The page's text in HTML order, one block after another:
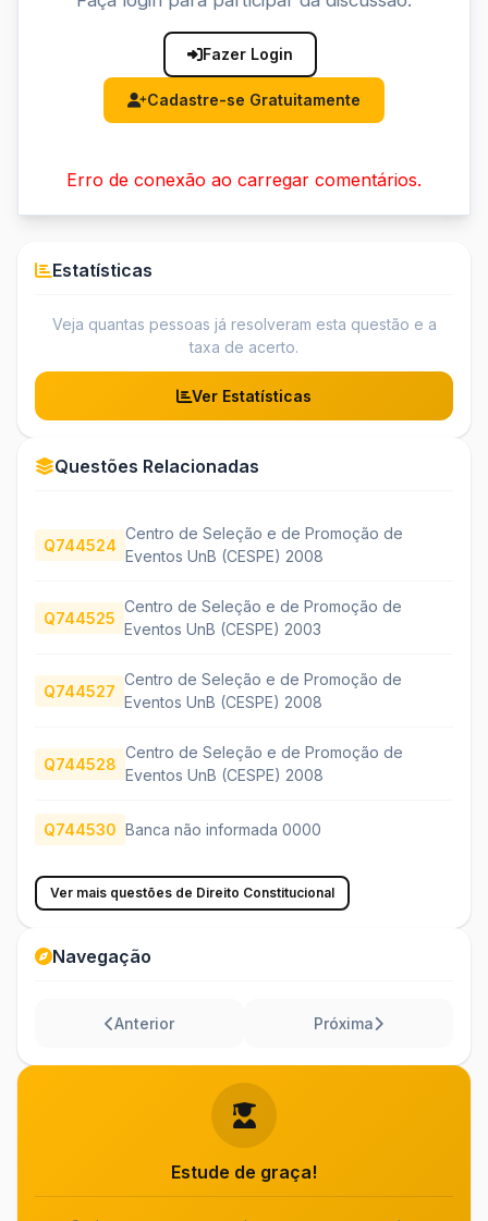
Fazer Login
Cadastre-se Gratuitamente
Erro de conexão ao carregar comentários.
Estatísticas
Veja quantas pessoas já resolveram esta questão e a
taxa de acerto.
Ver Estatísticas
Questões Relacionadas
Q744524
Centro de Seleção e de Promoção de
Eventos UnB (CESPE) 2008
Q744525
Centro de Seleção e de Promoção de
Eventos UnB (CESPE) 2003
Q744527
Centro de Seleção e de Promoção de
Eventos UnB (CESPE) 2008
Q744528
Centro de Seleção e de Promoção de
Eventos UnB (CESPE) 2008
Q744530 Banca não informada 0000
Ver mais questões de Direito Constitucional
Navegação
Anterior Próxima
Estude de graça!